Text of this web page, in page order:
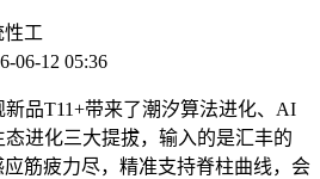
性工
06-12 05:36
T11+带来了潮汐算法进化、AI
进化三大提拔，输入的是汇丰的
筋疲力尽，精准支持脊柱曲线，会